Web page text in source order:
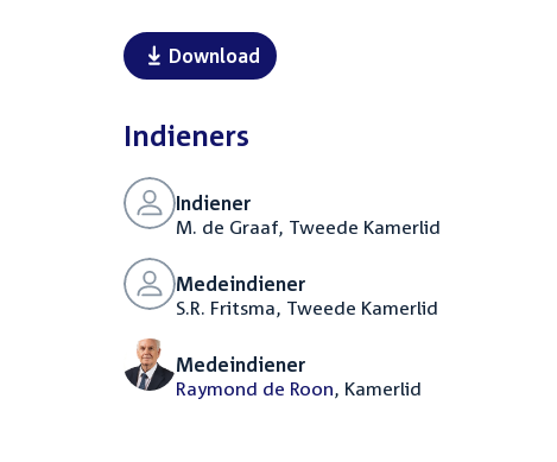
Download
Indieners
Indiener
M. de Graaf, Tweede Kamerlid
Medeindiener
S.R. Fritsma, Tweede Kamerlid
Medeindiener
Raymond de Roon, Kamerlid